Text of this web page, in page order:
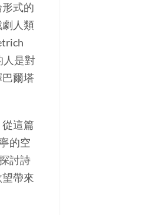
式的
人類
人是對
爾塔
這篇
的空
討詩
帶來